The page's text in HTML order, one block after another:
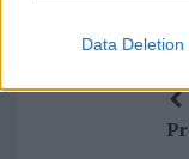
Data Deletion
a
ce
w
it